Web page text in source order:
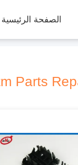
الصفحة الرئيسية